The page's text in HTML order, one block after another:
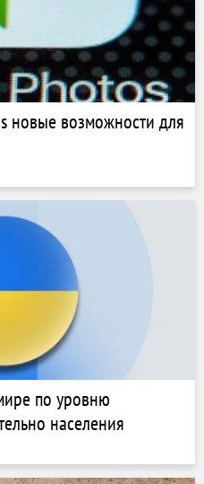
новые возможности для
по уровню
населения